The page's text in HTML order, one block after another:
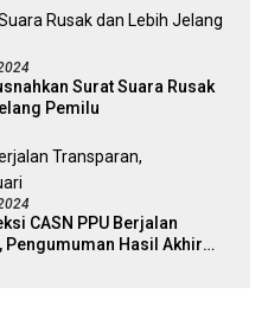
Surat Suara Rusak
Pemilu
CASN PPU Berjalan
Pengumuman Hasil Akhir